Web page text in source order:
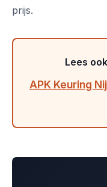
prijs.
Lees
APK Keuring